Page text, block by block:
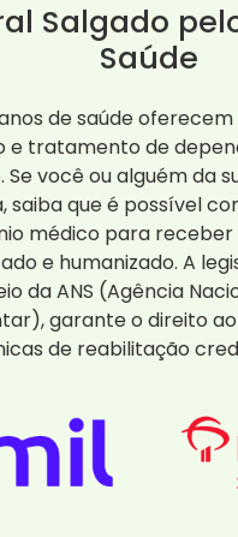
Salgado
Saúde
de saúde
e tratamento de
Se você ou alguém da
saiba que é possível
médico para
e humanizado. A
da ANS (Agência
garante o direito
de reabilitação